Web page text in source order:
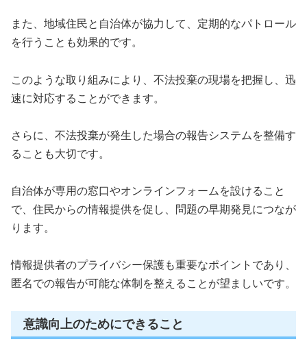
また、地域住民と自治体が協力して、定期的なパトロール
を行うことも効果的です。
このような取り組みにより、不法投棄の現場を把握し、迅
速に対応することができます。
さらに、不法投棄が発生した場合の報告システムを整備す
ることも大切です。
自治体が専用の窓口やオンラインフォームを設けること
で、住民からの情報提供を促し、問題の早期発見につなが
ります。
情報提供者のプライバシー保護も重要なポイントであり、
匿名での報告が可能な体制を整えることが望ましいです。
意識向上のためにできること